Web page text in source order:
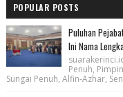
POPULAR POSTS
Puluhan
Ini Nama
Penuh,
Sungai Penuh, Alfin-Azhar,